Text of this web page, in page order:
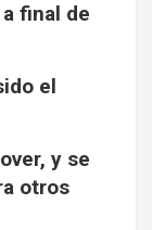
final de
el
y se
otros